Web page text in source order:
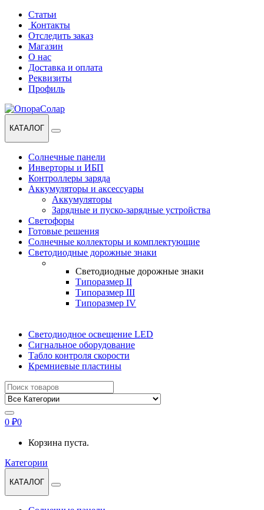
Перейти
навигации
Перейти
содержанию
Статьи
Контакты
Отследить заказ
Магазин
О нас
Доставка и оплата
Реквизиты
Профиль
КАТАЛОГ
Солнечные панели
Инверторы и ИБП
Контроллеры заряда
Аккумуляторы и аксессуары
Аккумуляторы
Зарядные и пуско-зарядные устройства
Светофоры
Готовые решения
Солнечные коллекторы и комплектующие
Светодиодные дорожные знаки
Светодиодные дорожные знаки
Типоразмер II
Типоразмер III
Типоразмер IV
Светодиодное освещение LED
Сигнальное оборудование
Табло контроля скорости
Кремниевые пластины
Найти:
0 ₽0
Корзина пуста.
Категории
КАТАЛОГ